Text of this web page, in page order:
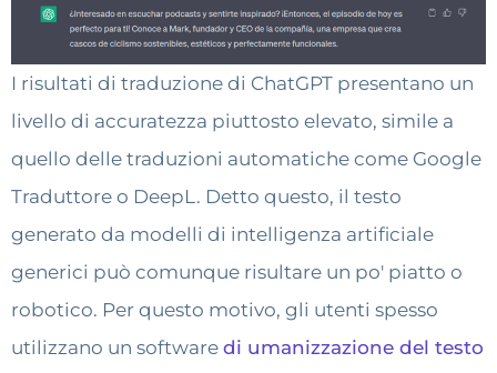
I risultati di traduzione di ChatGPT presentano un
livello di accuratezza piuttosto elevato, simile a
quello delle traduzioni automatiche come Google
Traduttore o DeepL. Detto questo, il testo
generato da modelli di intelligenza artificiale
generici può comunque risultare un po' piatto o
robotico. Per questo motivo, gli utenti spesso
utilizzano un software di umanizzazione del testo